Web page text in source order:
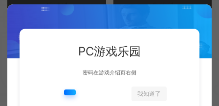
PC游戏乐园
密码在游戏介绍页右侧
我知道了